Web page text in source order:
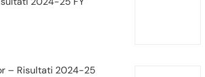
– Risultati 2024-25